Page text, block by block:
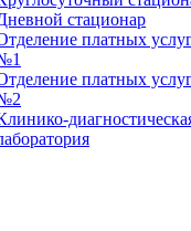
стационар
платных
платных